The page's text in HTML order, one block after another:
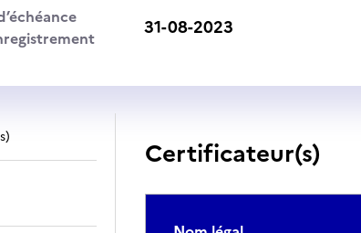
31-08-2023
Certificateur(s)